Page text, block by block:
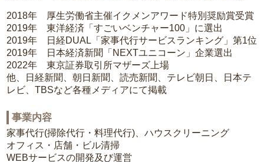
2018年 厚生労働省主催イクメンアワード特別奨励賞受賞
2019年 東洋経済「すごいベンチャー100」に選出
2019年 日経DUAL「家事代行サービスランキング」第1位
2019年 日本経済新聞「NEXTユニコーン」企業選出
2022年 東京証券取引所マザーズ上場
他、日経新聞、朝日新聞、読売新聞、テレビ朝日、日本テ
レビ、TBSなど各種メディアにて掲載
事業内容
家事代行(掃除代行・料理代行)、ハウスクリーニング
オフィス・店舗・ビル清掃
WEBサービスの開発及び運営